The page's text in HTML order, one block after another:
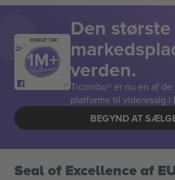
MANGE TAK! Den største
verden.
Ticombo® er nu en af
platforme til videresalg i
BEGYND AT
Seal of Excellence af